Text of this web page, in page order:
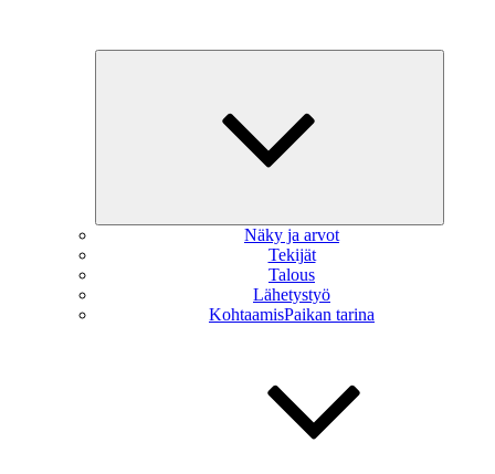
Näky ja arvot
Tekijät
Talous
Lähetystyö
KohtaamisPaikan tarina